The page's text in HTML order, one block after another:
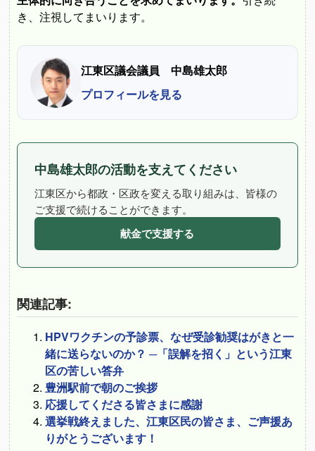
き、注視してまいります。
江東区議会議員 中島雄太郎
プロフィールを見る
中島雄太郎の活動を支えてください
江東区から都政・区政を変える取り組みは、皆様の
ご支援で続けることができます。
献金で支援する
関連記事:
HPVワクチンの予診票、なぜ受診勧奨はがきと一
緒に送らないのか？ ─「誤解を招く」という江東
区の苦しい答弁
豊洲駅前で朝のご挨拶
応援してくださる皆さまに感謝
選挙戦終えました、江東区民の皆さま、ご声援あ
りがとうございます！